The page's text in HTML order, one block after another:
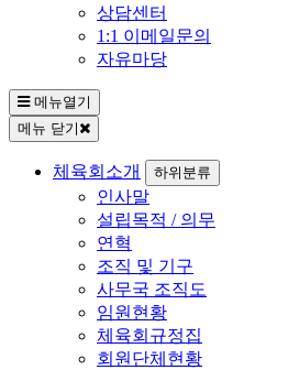
상담센터
1:1 이메일문의
자유마당
메뉴열기
메뉴 닫기
체육회소개 하위분류
인사말
설립목적 / 의무
연혁
조직 및 기구
사무국 조직도
임원현황
체육회규정집
회원단체현황